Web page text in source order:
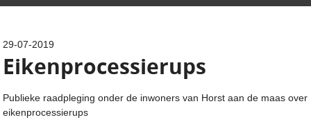
29-07-2019
Eikenprocessierups
Publieke raadpleging onder de inwoners van Horst aan de maas over
eikenprocessierups